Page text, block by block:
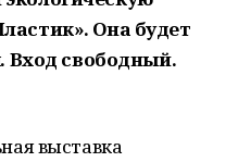
Она будет
Вход свободный.
выставка